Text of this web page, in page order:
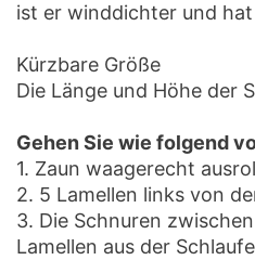
ist er winddichter und
Kürzbare Größe
Die Länge und Höhe der
Gehen Sie wie folgend
1. Zaun waagerecht
2. 5 Lamellen links von
3. Die Schnuren
Lamellen aus der